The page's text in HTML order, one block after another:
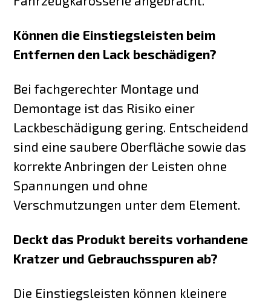
Können die Einstiegsleisten beim
Entfernen den Lack beschädigen?
Bei fachgerechter Montage und
Demontage ist das Risiko einer
Lackbeschädigung gering. Entscheidend
sind eine saubere Oberfläche sowie das
korrekte Anbringen der Leisten ohne
Spannungen und ohne
Verschmutzungen unter dem Element.
Deckt das Produkt bereits vorhandene
Kratzer und Gebrauchsspuren ab?
Die Einstiegsleisten können kleinere